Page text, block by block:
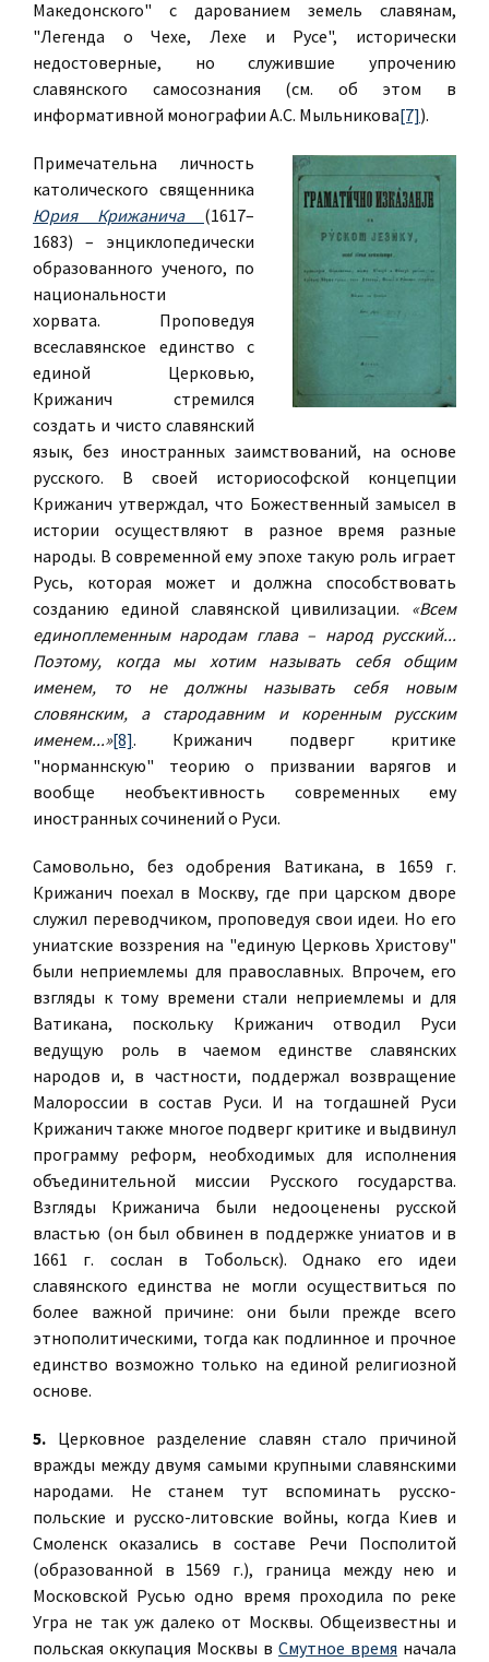
Македонского" с дарованием земель славянам,
"Легенда о Чехе, Лехе и Русе", исторически
недостоверные, но служившие упрочению
славянского самосознания (см. об этом в
информативной монографии А.С. Мыльникова[7]).
Примечательна личность
католического священника
Юрия Крижанича (1617–
1683) – энциклопедически
образованного ученого, по
национальности
хорвата. Проповедуя
всеславянское единство с
единой Церковью,
Крижанич стремился
создать и чисто славянский
язык, без иностранных заимствований, на основе
русского. В своей историософской концепции
Крижанич утверждал, что Божественный замысел в
истории осуществляют в разное время разные
народы. В современной ему эпохе такую роль играет
Русь, которая может и должна способствовать
созданию единой славянской цивилизации. «Всем
единоплеменным народам глава – народ русский...
Поэтому, когда мы хотим называть себя общим
именем, то не должны называть себя новым
словянским, а стародавним и коренным русским
именем...»[8]. Крижанич подверг критике
"норманнскую" теорию о призвании варягов и
вообще необъективность современных ему
иностранных сочинений о Руси.
Самовольно, без одобрения Ватикана, в 1659 г.
Крижанич поехал в Москву, где при царском дворе
служил переводчиком, проповедуя свои идеи. Но его
униатские воззрения на "единую Церковь Христову"
были неприемлемы для православных. Впрочем, его
взгляды к тому времени стали неприемлемы и для
Ватикана, поскольку Крижанич отводил Руси
ведущую роль в чаемом единстве славянских
народов и, в частности, поддержал возвращение
Малороссии в состав Руси. И на тогдашней Руси
Крижанич также многое подверг критике и выдвинул
программу реформ, необходимых для исполнения
объединительной миссии Русского государства.
Взгляды Крижанича были недооценены русской
властью (он был обвинен в поддержке униатов и в
1661 г. сослан в Тобольск). Однако его идеи
славянского единства не могли осуществиться по
более важной причине: они были прежде всего
этнополитическими, тогда как подлинное и прочное
единство возможно только на единой религиозной
основе.
5. Церковное разделение славян стало причиной
вражды между двумя самыми крупными славянскими
народами. Не станем тут вспоминать русско-
польские и русско-литовские войны, когда Киев и
Смоленск оказались в составе Речи Посполитой
(образованной в 1569 г.), граница между нею и
Московской Русью одно время проходила по реке
Угра не так уж далеко от Москвы. Общеизвестны и
польская оккупация Москвы в Смутное время начала